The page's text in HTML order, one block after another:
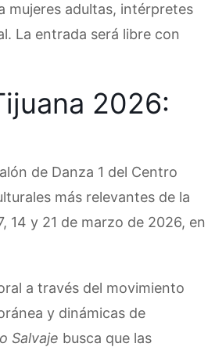
mujeres adultas, intérpretes
La entrada será libre con
2026:
de Danza 1 del Centro
más relevantes de la
14 y 21 de marzo de 2026, en
a través del movimiento
y dinámicas de
Salvaje busca que las